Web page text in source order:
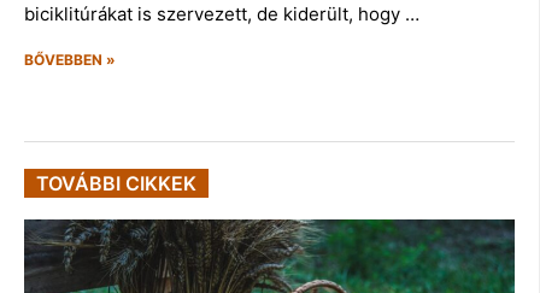
biciklitúrákat is szervezett, de kiderült, hogy …
BŐVEBBEN »
TOVÁBBI CIKKEK